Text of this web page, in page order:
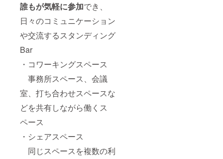
誰もが気軽に参加でき、
日々のコミュニケーション
や交流するスタンディング
Bar
・コワーキングスペース
事務所スペース、会議
室、打ち合わせスペースな
どを共有しながら働くス
ペース
・シェアスペース
同じスペースを複数の利